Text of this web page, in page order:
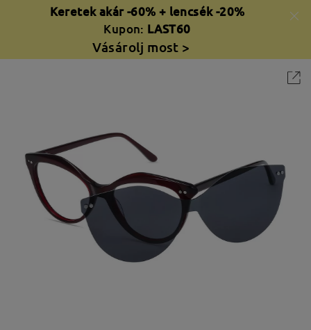
Keretek akár -60% + lencsék -20%
Kupon: LAST60
Vásárolj most >